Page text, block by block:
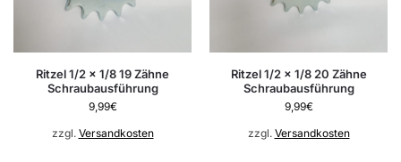
Ritzel 1/2 x 1/8 19 Zähne
Schraubausführung
9,99€
zzgl. Versandkosten
Ritzel 1/2 x 1/8 20 Zähne
Schraubausführung
9,99€
zzgl. Versandkosten